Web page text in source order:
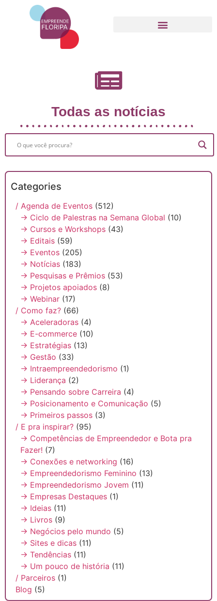
Todas as notícias
Categories
/ Agenda de Eventos (512)
→ Ciclo de Palestras na Semana Global (10)
→ Cursos e Workshops (43)
→ Editais (59)
→ Eventos (205)
→ Notícias (183)
→ Pesquisas e Prêmios (53)
→ Projetos apoiados (8)
→ Webinar (17)
/ Como faz? (66)
→ Aceleradoras (4)
→ E-commerce (10)
→ Estratégias (13)
→ Gestão (33)
→ Intraempreendedorismo (1)
→ Liderança (2)
→ Pensando sobre Carreira (4)
→ Posicionamento e Comunicação (5)
→ Primeiros passos (3)
/ E pra inspirar? (95)
→ Competências de Empreendedor e Bota pra
Fazer! (7)
→ Conexões e networking (16)
→ Empreendedorismo Feminino (13)
→ Empreendedorismo Jovem (11)
→ Empresas Destaques (1)
→ Ideias (11)
→ Livros (9)
→ Negócios pelo mundo (5)
→ Sites e dicas (11)
→ Tendências (11)
→ Um pouco de história (11)
/ Parceiros (1)
Blog (5)